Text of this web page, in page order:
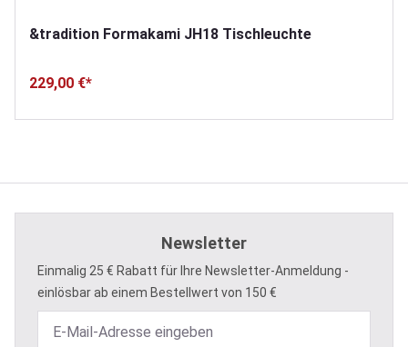
&tradition Formakami JH18 Tischleuchte
229,00 €*
Newsletter
Einmalig 25 € Rabatt für Ihre Newsletter-Anmeldung -
einlösbar ab einem Bestellwert von 150 €